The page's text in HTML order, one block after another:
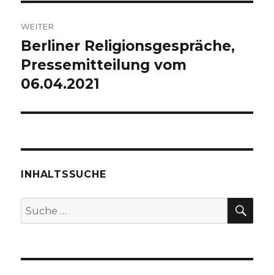
WEITER
Nächster
Beitrag:
Berliner Religionsgespräche,
Pressemitteilung vom
06.04.2021
INHALTSSUCHE
Suche
nach: